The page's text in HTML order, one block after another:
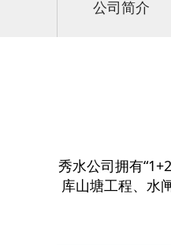
秀水公司拥有
库山塘工程、水